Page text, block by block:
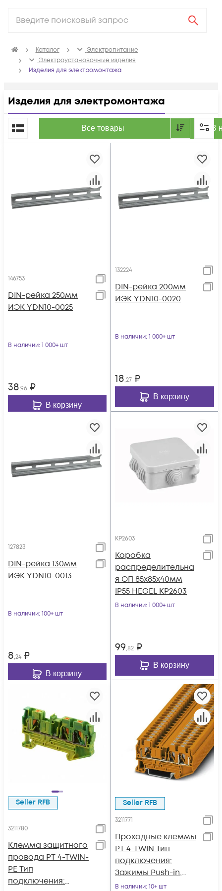
Каталог
Электропитание
Электроустановочные изделия
Изделия для электромонтажа
Изделия для электромонтажа
Все товары В
По популярности
146753
DIN-рейка 250мм
ИЭК YDN10-0025
В наличии: 1 000+ шт
38,96 ₽
В корзину
132224
DIN-рейка 200мм
ИЭК YDN10-0020
В наличии: 1 000+ шт
18,27 ₽
В корзину
127823
DIN-рейка 130мм
ИЭК YDN10-0013
В наличии: 100+ шт
8,24 ₽
В корзину
КР2603
Коробка
распределительна
я ОП 85х85х40мм
IP55 HEGEL КР2603
В наличии: 1 000+ шт
99,82 ₽
В корзину
Seller RFB
3211780
Клемма защитного
провода PT 4-TWIN-
PE Тип
подключения:
Seller RFB
3211771
Проходные клеммы
PT 4-TWIN Тип
подключения:
Зажимы Push-in,
Сечение: 0,2 ммІ -
В наличии: 10+ шт